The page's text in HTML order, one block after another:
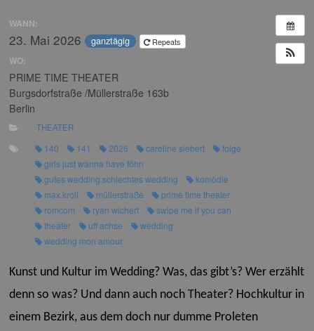
WANN:
23. Mai 2026 ganztägig Repeats
WO:
PRIME TIME THEATER
Burgsdorfstraße /Müllerstraße 163b
Berlin
THEATER
140 141 2026 caroline siebert
folge
girls just wanna have föhn
gutes wedding schlechtes wedding
komödie
max kroll
müllerstraße
prime time theater
romcom
ryan wichert
swipe me if you can
theater
uff achse
wedding
wedding mon amour
Kunst und Kultur im Wedding? Was, das gibt’s? Wer erzählt
denn so was? Und dann auch noch Theater? Hochkultur in
einem Bezirk, aus dem doch nur dumme Proleten